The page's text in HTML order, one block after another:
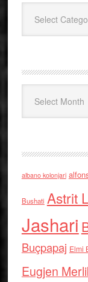
albano kolonjari
Bushati Astrit
Jashari
Buçpapaj Elmi
Eugjen